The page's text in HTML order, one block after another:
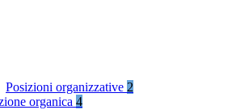
Posizioni organizzative 2
organica 4